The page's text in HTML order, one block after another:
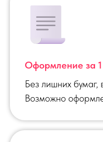
Оформление за
Без лишних бумаг,
Возможно